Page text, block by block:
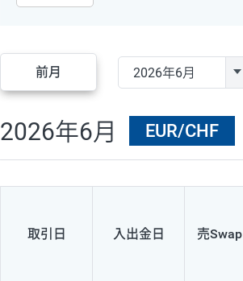
前月
2026年6月 EUR/CHF
取引日 入出金日 売Swap